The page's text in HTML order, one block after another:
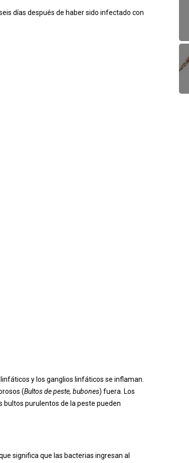
días después de haber sido infectado con
y los ganglios linfáticos se inflaman.
(Bultos de peste, bubones) fuera. Los
bultos purulentos de la peste pueden
significa que las bacterias ingresan al